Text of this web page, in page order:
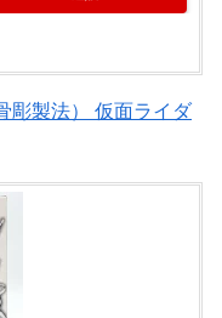
彫製法） 仮面ライダ